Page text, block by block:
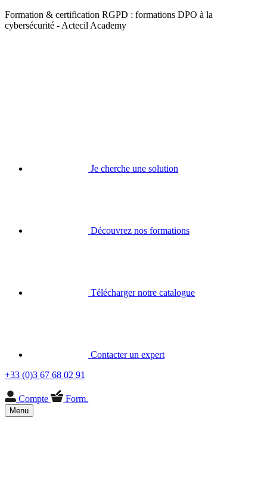
Formation & certification RGPD : formations DPO à la
cybersécurité - Actecil Academy
Je cherche une solution
Découvrez nos formations
Télécharger notre catalogue
Contacter un expert
+33 (0)3 67 68 02 91
Compte Form.
Menu